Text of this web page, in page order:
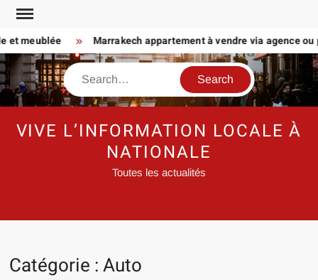
Skip
content
Marrakech appartement à vendre via agence ou
Search
VIVE L’INFORMATION LOCALE À
NATIONALE
Toutes les actualités
Catégorie :Auto